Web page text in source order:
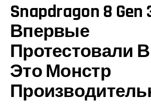
Snapdragon 8 Gen
Впервые
Протестовали В
Это Монстр